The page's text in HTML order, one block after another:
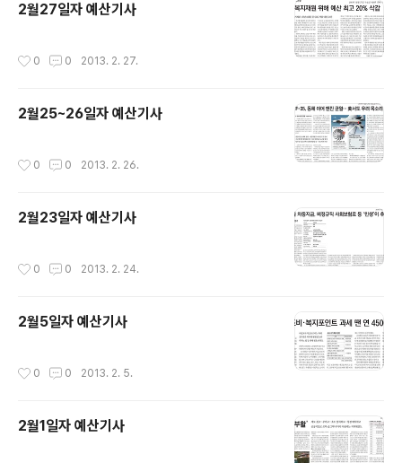
2월27일자 예산기사
0 0 2013. 2. 27.
2월25~26일자 예산기사
0 0 2013. 2. 26.
2월23일자 예산기사
0 0 2013. 2. 24.
2월5일자 예산기사
0 0 2013. 2. 5.
2월1일자 예산기사